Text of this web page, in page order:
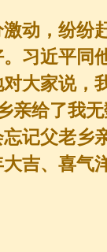
动，纷纷
习近平同
大家说，
亲给了我
记父老乡
吉、喜气